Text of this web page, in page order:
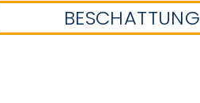
BESCHATTUNG